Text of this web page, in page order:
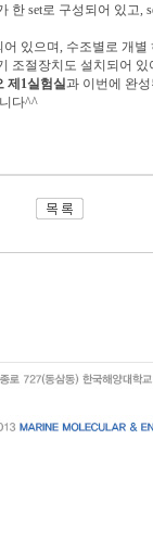
set로 구성되어 있고,
있으며, 수조별로 개
조절장치도 설치되어
제1실험실과 이번에 완성
다^^